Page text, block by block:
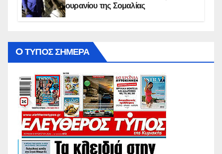
ουρανίου της Σομαλίας
O ΤΥΠΟΣ ΣΗΜΕΡΑ